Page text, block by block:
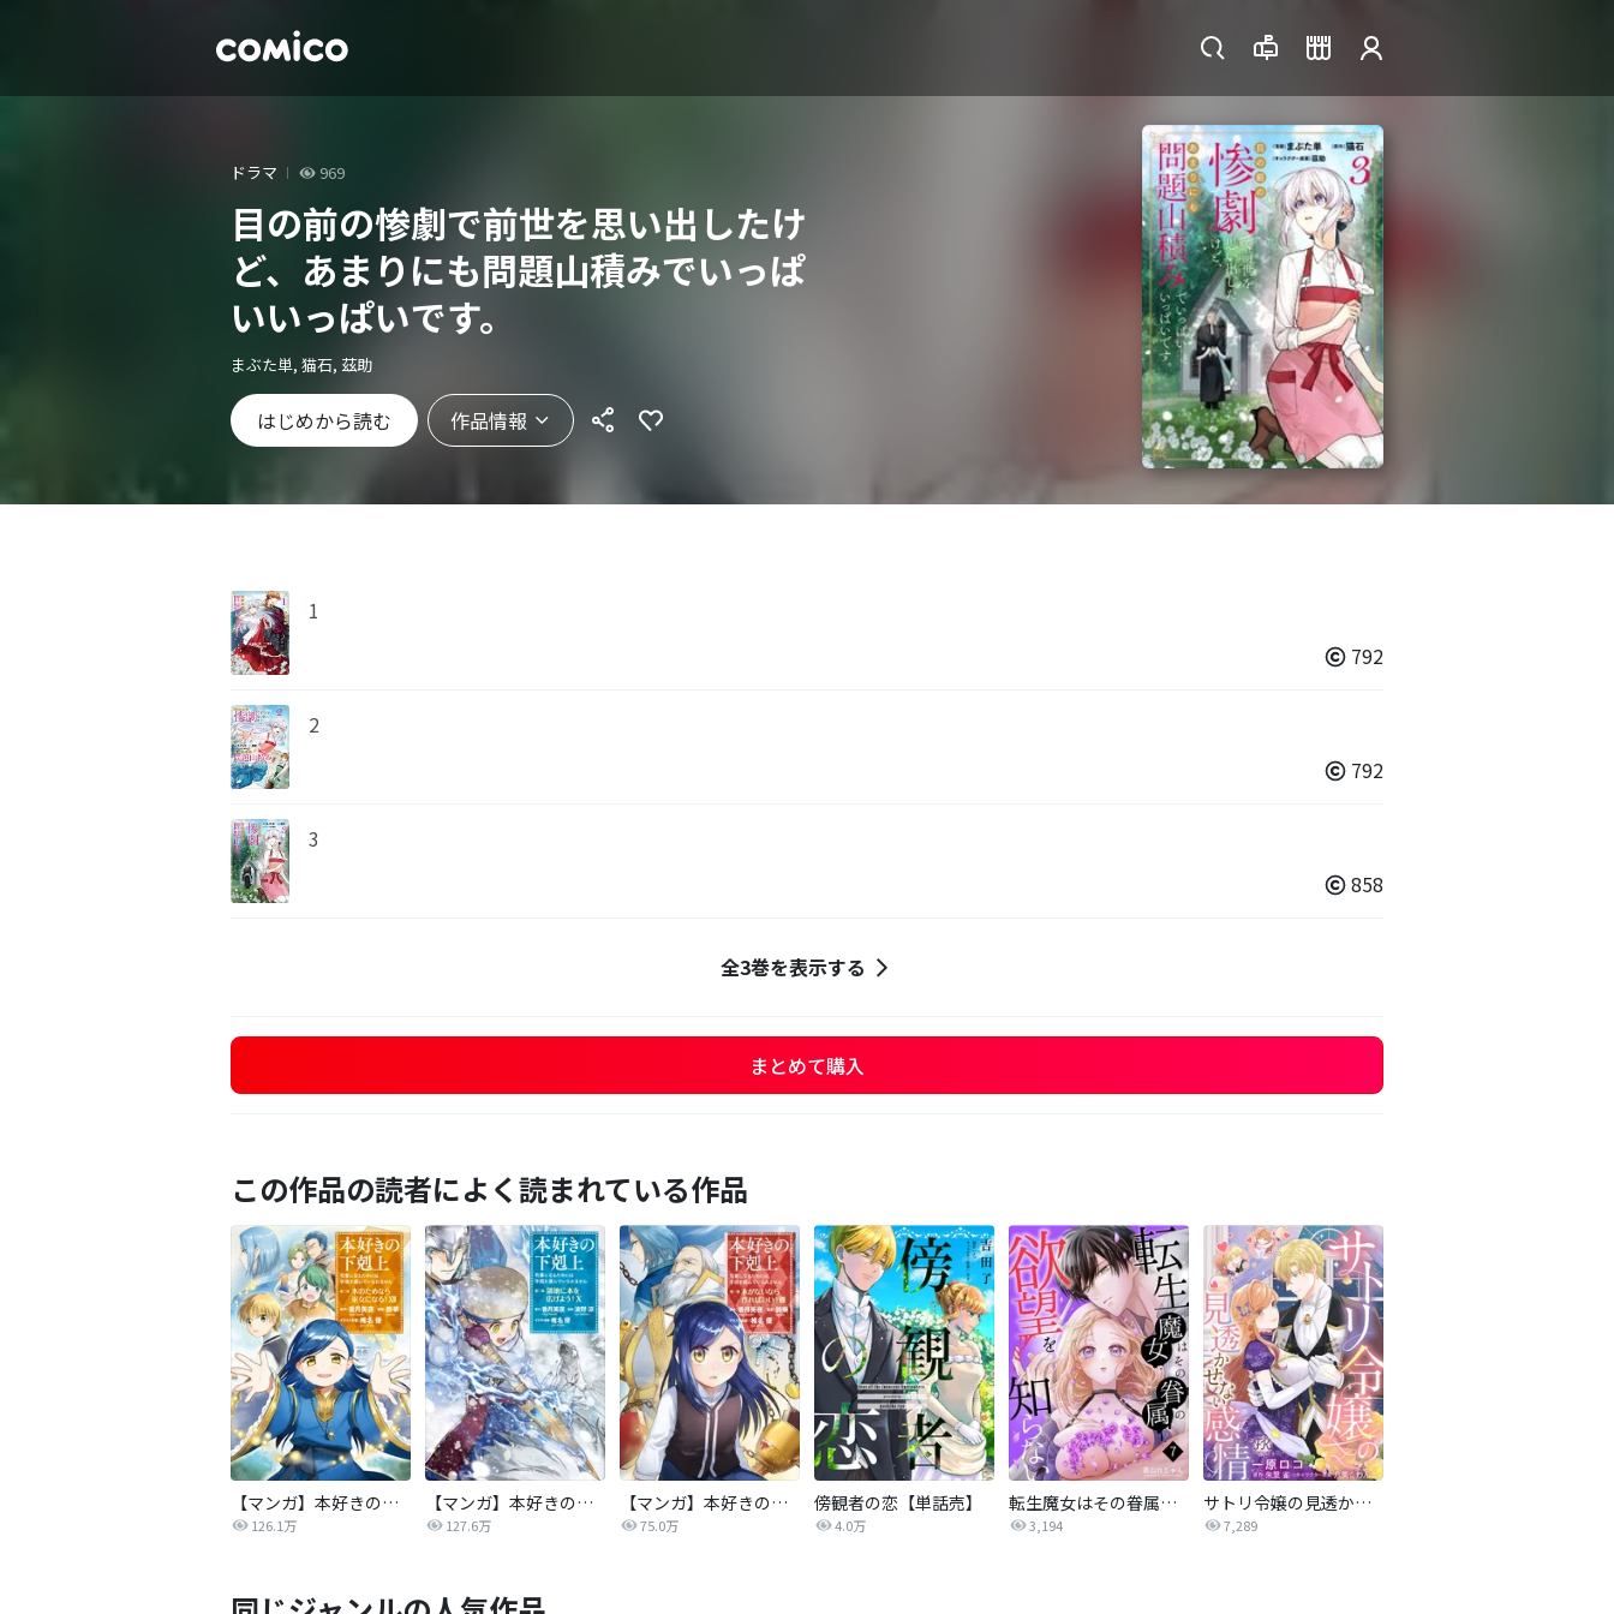
ドラマ 969
目の前の惨劇で前世を思い出したけ
ど、あまりにも問題山積みでいっぱ
いいっぱいです。
まぶた単, 猫石, 茲助
はじめから読む 作品情報
1
792
2
792
3
858
全3巻を表示する
まとめて購入
この作品の読者によく読まれている作品
【マンガ】本好きの下剋上 第二部
126.1万
【マンガ】本好きの下剋上 第三部
127.6万
【マンガ】本好きの下剋上
75.0万
傍観者の恋【単話売】
4.0万
転生魔女はその眷属の欲望を知らない
3,194
サトリ令嬢の見透かせない感情【単話売】
7,289